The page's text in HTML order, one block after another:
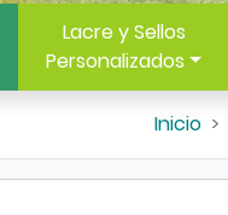
Lacre y Sellos
Personalizados
Inicio